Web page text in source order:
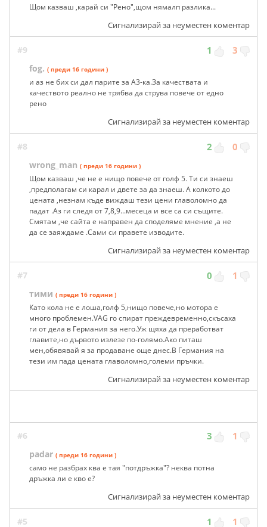
Щом казваш ,карай си "Рено",щом нямалп разлика...
Сигнализирай за неуместен коментар
#9 1 3
fog. ( преди 16 години )
и аз не бих си дал парите за А3-ка.За качествата и
качеството реално не трябва да струва повече от едно
рено
Сигнализирай за неуместен коментар
#8 2 0
wrong_man ( преди 16 години )
Щом казваш ,че не е нищо повече от голф 5. Ти си знаеш
,предполагам си карал и двете за да знаеш. А колкото до
цената ,незнам къде виждаш тези цени главоломно да
падат .Аз ги следя от 7,8,9...месеца и все са си същите.
Смятам ,че сайта е направен да споделяме мнение ,а не
да се заяждаме .Сами си правете изводите.
Сигнализирай за неуместен коментар
#7 0 1
тими ( преди 16 години )
Като кола не е лоша,голф 5,нищо повече,но мотора е
много проблемен.VAG го спират преждевременно,скъсаха
ги от дела в Германия за него.Уж щяха да преработват
главите,но дървото излезе по-голямо.Ако питаш
мен,обявявай я за продаване още днес.В Германия на
тези им пада цената главоломно,големи пръчки.
Сигнализирай за неуместен коментар
#6 3 1
padar ( преди 16 години )
само не разбрах ква е тая "потдръжка"? неква потна
дръжка ли е кво е?
Сигнализирай за неуместен коментар
#5 1 1